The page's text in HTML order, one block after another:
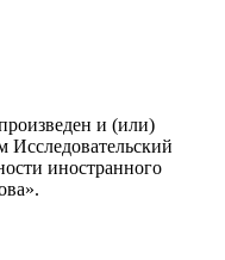
и (или)
Исследовательский
иностранного